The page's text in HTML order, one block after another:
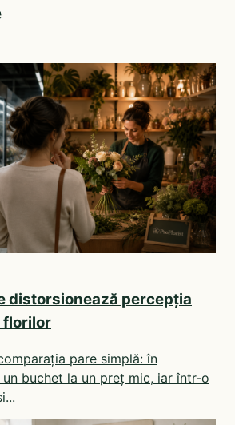
distorsionează percepția
florilor
pare simplă: în
buchet la un preț mic, iar într-o